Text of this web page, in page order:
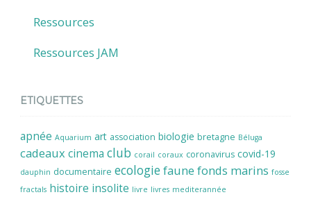
Ressources
Ressources JAM
ETIQUETTES
apnée Aquarium art association biologie bretagne Béluga
cadeaux cinema club corail coraux coronavirus covid-19
dauphin documentaire ecologiefaune fonds marins fosse
fractals histoire insolite livre livres mediterannée